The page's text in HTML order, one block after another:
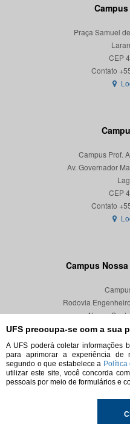
UFS preocupa-se com a sua
A UFS poderá coletar informações
para aprimorar a experiência de
segundo o que estabelece a
utilizar este site, você concorda
pessoais por meio de formulários e
Praça Samuel
CEP
Campus Prof.
Av. Governador
CEP
Campus
Rodovia
Nossa
CEP
© 2026. Todos